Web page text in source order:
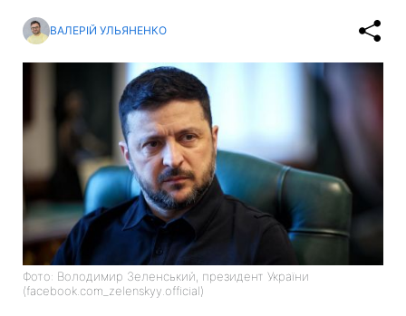
ВАЛЕРІЙ УЛЬЯНЕНКО
Фото: Володимир Зеленський, президент України
(facebook.com_zelenskyy.official)